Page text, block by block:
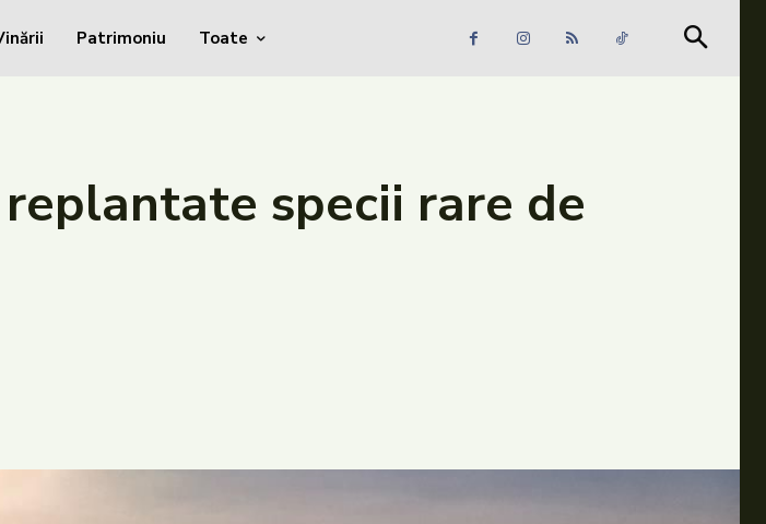
Căutare
Patrimoniu Toate
specii rare de